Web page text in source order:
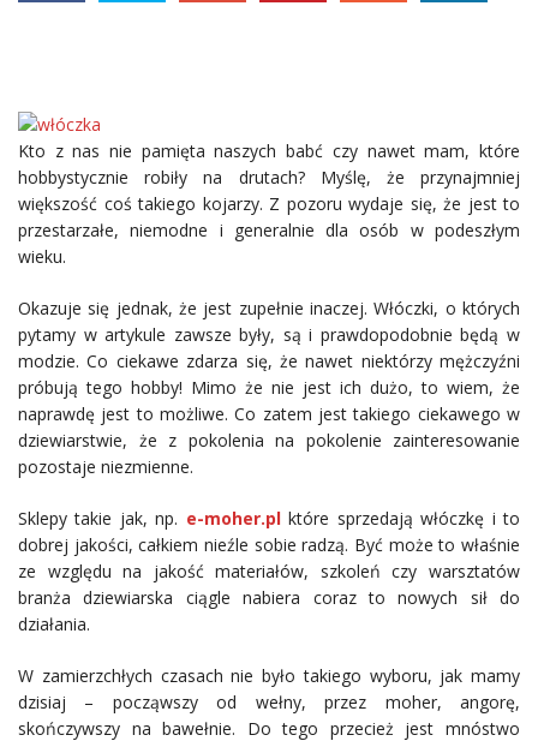
Kto z nas nie pamięta naszych babć czy nawet mam, które
hobbystycznie robiły na drutach? Myślę, że przynajmniej
większość coś takiego kojarzy. Z pozoru wydaje się, że jest to
przestarzałe, niemodne i generalnie dla osób w podeszłym
wieku.
Okazuje się jednak, że jest zupełnie inaczej. Włóczki, o których
pytamy w artykule zawsze były, są i prawdopodobnie będą w
modzie. Co ciekawe zdarza się, że nawet niektórzy mężczyźni
próbują tego hobby! Mimo że nie jest ich dużo, to wiem, że
naprawdę jest to możliwe. Co zatem jest takiego ciekawego w
dziewiarstwie, że z pokolenia na pokolenie zainteresowanie
pozostaje niezmienne.
Sklepy takie jak, np. e-moher.pl które sprzedają włóczkę i to
dobrej jakości, całkiem nieźle sobie radzą. Być może to właśnie
ze względu na jakość materiałów, szkoleń czy warsztatów
branża dziewiarska ciągle nabiera coraz to nowych sił do
działania.
W zamierzchłych czasach nie było takiego wyboru, jak mamy
dzisiaj – począwszy od wełny, przez moher, angorę,
skończywszy na bawełnie. Do tego przecież jest mnóstwo